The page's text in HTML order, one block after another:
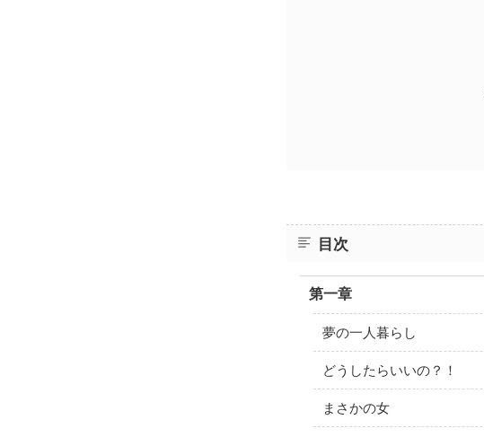
目次
第一章
夢の一人暮らし
どうしたらいいの？！
まさかの女